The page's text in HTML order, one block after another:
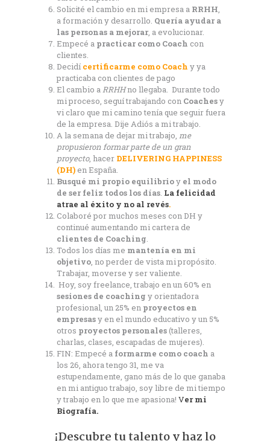
Solicité el cambio en mi empresa a RRHH,
a formación y desarrollo. Quería ayudar a
las personas a mejorar, a evolucionar.
Empecé apracticar como Coach con
clientes.
Decidí certificarme como Coach y ya
practicaba con clientes de pago
El cambio aRRHHno llegaba. Durante todo
mi proceso, seguí trabajando con Coachesy
vi claro que mi camino tenía que seguir fuera
de la empresa. Dije Adiós a mi trabajo.
A la semana de dejar mi trabajo, me
propusieron formar parte de un gran
proyecto, hacer DELIVERING HAPPINESS
(DH) en España.
Busqué mi propio equilibrioy el modo
de ser feliz todos los días. La felicidad
atrae al éxito y no al revés.
Colaboré por muchos meses con DH y
continué aumentando mi cartera de
clientes de Coaching.
Todos los días me mantenía en mi
objetivo, no perder de vista mi propósito.
Trabajar, moverse y ser valiente.
Hoy, soy freelance, trabajo en un 60% en
sesiones de coaching y orientadora
profesional, un 25% en proyectos en
empresasy en el mundo educativo y un 5%
otros proyectos personales(talleres,
charlas, clases, escapadas de mujeres).
FIN: Empecé a formarme como coach a
los 26, ahora tengo 31, me va
estupendamente, gano más de lo que ganaba
en mi antiguo trabajo, soy libre de mi tiempo
y trabajo en lo que me apasiona! Ver mi
Biografía.
¡Descubre tu talento y haz lo